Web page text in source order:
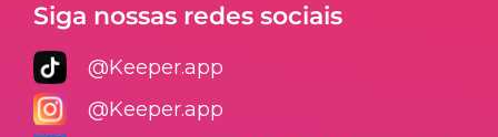
Siga nossas redes sociais
@Keeper.app
@Keeper.app